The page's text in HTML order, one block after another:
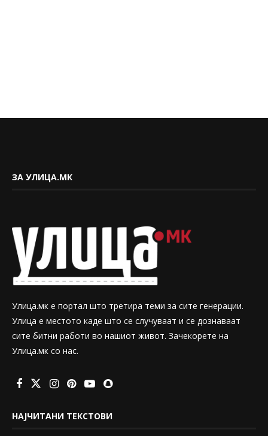
ЗА УЛИЦА.МК
Улица.мк е портал што третира теми за сите генерации.
Улица е местото каде што се случуваат и се дознаваат
сите битни работи во нашиот живот. Зачекорете на
Улица.мк со нас.
НАЈЧИТАНИ ТЕКСТОВИ